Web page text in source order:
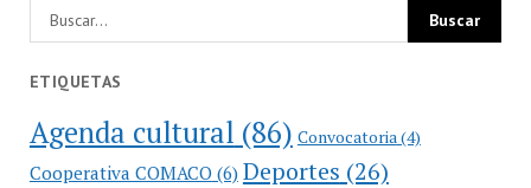
ETIQUETAS
Agenda cultural (86) Convocatoria (4)
Cooperativa COMACO(6) Deportes (26)